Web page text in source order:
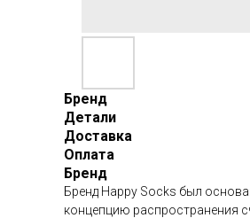
Бренд
Детали
Доставка
Оплата
Бренд
Бренд Happy Socks был
концепцию распространения